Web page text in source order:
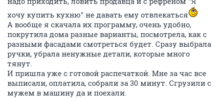
хочу купить кухню" не давать ему отвлекаться
А вообще я скачала их программу, очень удобно,
покрутила дома разные варианты, посмотрела, как с
разными фасадами смотреться будет. Сразу выбрала
ручки, убрала ненужные детали, которые много
тянут.
И пришла уже с готовой распечаткой. Мне за час все
выписали, оплатила, собрали за 30 минут. Сгрузили с
мужем в машину да и поехали.